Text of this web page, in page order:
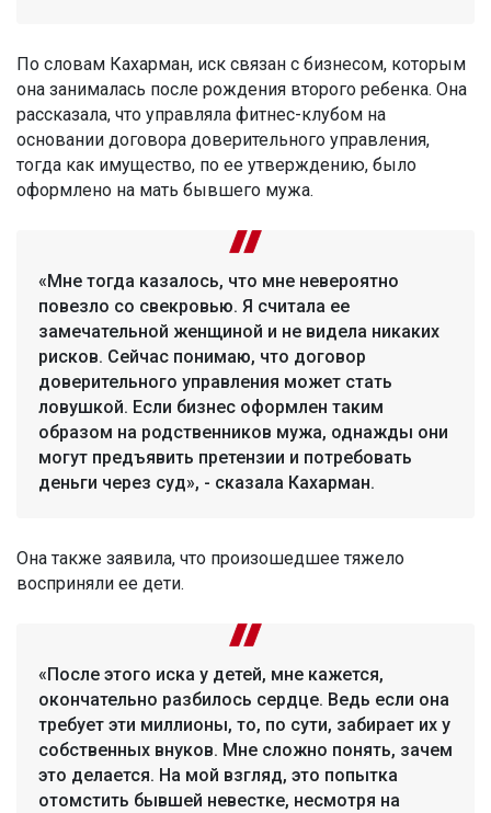
По словам Кахарман, иск связан с бизнесом, которым
она занималась после рождения второго ребенка. Она
рассказала, что управляла фитнес-клубом на
основании договора доверительного управления,
тогда как имущество, по ее утверждению, было
оформлено на мать бывшего мужа.
«Мне тогда казалось, что мне невероятно
повезло со свекровью. Я считала ее
замечательной женщиной и не видела никаких
рисков. Сейчас понимаю, что договор
доверительного управления может стать
ловушкой. Если бизнес оформлен таким
образом на родственников мужа, однажды они
могут предъявить претензии и потребовать
деньги через суд», - сказала Кахарман.
Она также заявила, что произошедшее тяжело
восприняли ее дети.
«После этого иска у детей, мне кажется,
окончательно разбилось сердце. Ведь если она
требует эти миллионы, то, по сути, забирает их у
собственных внуков. Мне сложно понять, зачем
это делается. На мой взгляд, это попытка
отомстить бывшей невестке, несмотря на